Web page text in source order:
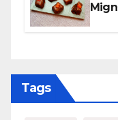
Tags